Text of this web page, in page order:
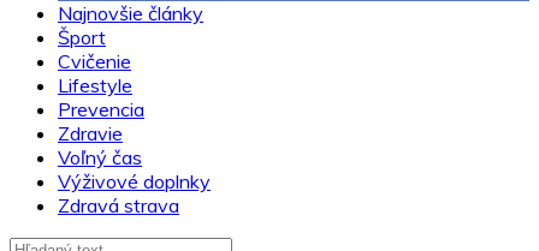
Najnovšie články
Šport
Cvičenie
Lifestyle
Prevencia
Zdravie
Voľný čas
Výživové doplnky
Zdravá strava